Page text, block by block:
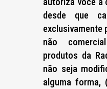
desde que
exclusivamente
não
produtos da
não seja
alguma forma,